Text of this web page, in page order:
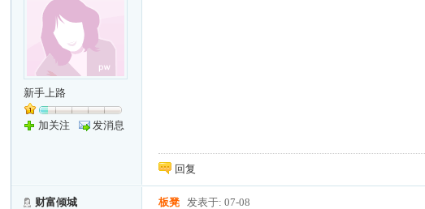
新手上路
加关注 发消息
回复
财富倾城 板凳 发表于: 07-08